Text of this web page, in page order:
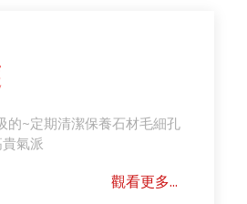
的~定期清潔保養石材毛細孔
氣派
觀看更多...